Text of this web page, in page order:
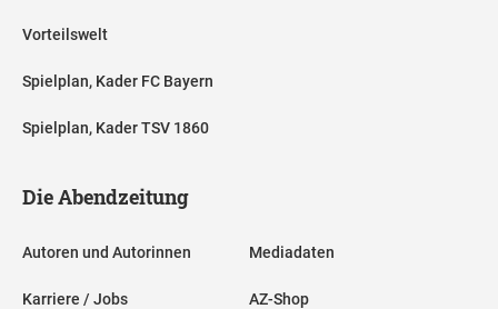
Vorteilswelt
Spielplan, Kader FC Bayern
Spielplan, Kader TSV 1860
Die Abendzeitung
Autoren und Autorinnen
Karriere / Jobs
Mediadaten
AZ-Shop